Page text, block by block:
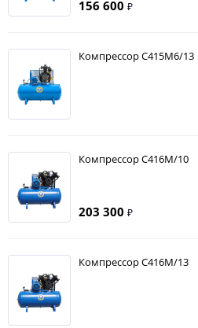
156 600 ₽
Компрессор С415М6/13
Компрессор С416М/10
203 300 ₽
Компрессор С416М/13